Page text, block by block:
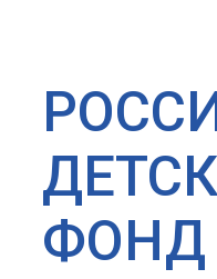
ФОНД